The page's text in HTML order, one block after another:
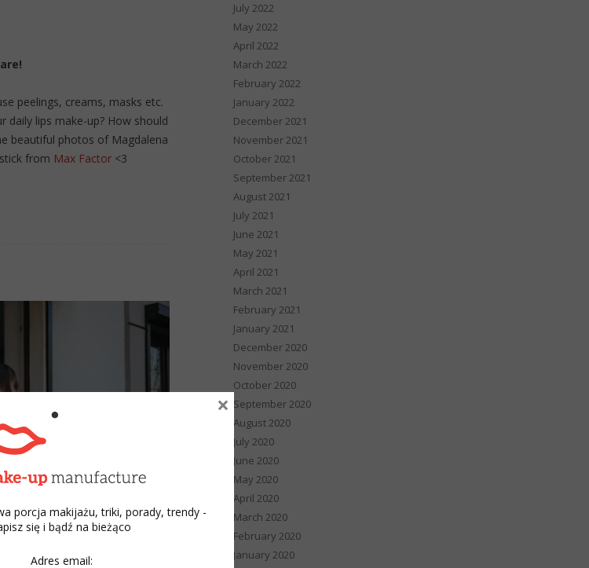
peelings, creams, masks etc.
lips make-up? How should
beautiful photos of Magdalena
from Max Factor<3
July 2022
May 2022
April 2022
March 2022
February 2022
January 2022
December 2021
November 2021
October 2021
September 2021
August 2021
July 2021
June 2021
May 2021
April 2021
March 2021
February 2021
January 2021
December 2020
November 2020
October 2020
September 2020
August 2020
July 2020
June 2020
May 2020
April 2020
March 2020
February 2020
January 2020
porcja makijażu, triki, porady, trendy -
się i bądź na bieżąco
Adres email:
×